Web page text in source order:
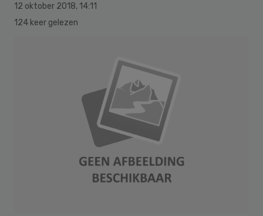
12 oktober 2018, 14:11
124 keer gelezen